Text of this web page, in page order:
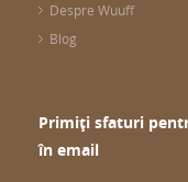
Despre Wuuff
Blog
Primiți sfaturi
în email